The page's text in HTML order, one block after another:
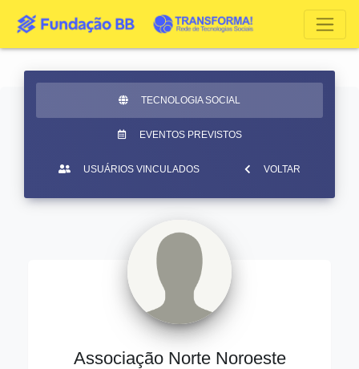
TECNOLOGIA SOCIAL
EVENTOS PREVISTOS
USUÁRIOS VINCULADOS VOLTAR
Associação Norte Noroeste